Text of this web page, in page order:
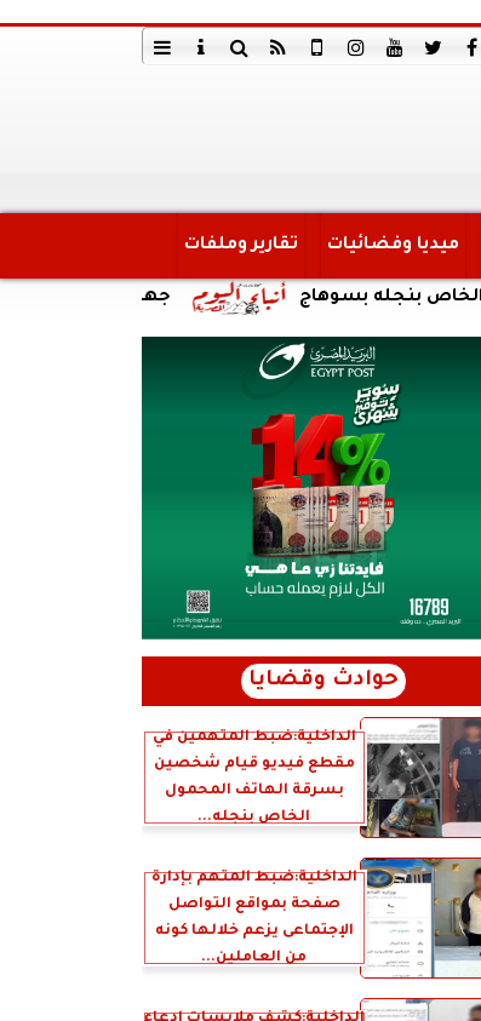
ميديا وفضائيات تقارير وملفات
جهاز مدينة القاهرة الجديدة بسوهاج
حوادث وقضايا
الداخلية:ضبط المتهمين في
مقطع فيديو قيام شخصين
بسرقة الهاتف المحمول
الخاص بنجله...
الداخلية:ضبط المتهم بإدارة
صفحة بمواقع التواصل
الإجتماعى يزعم خلالها كونه
من العاملين...